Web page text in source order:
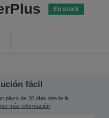
En stock
fácil
plazo de 30 días desde la
más información